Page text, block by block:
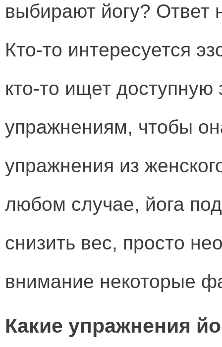
выбирают йогу? Ответ
Кто-то интересуется
кто-то ищет
упражнениям, чтобы
упражнения из
любом случае, йога
снизить вес, просто
внимание некоторые
Какие упражнения